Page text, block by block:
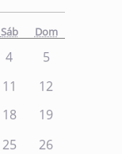
Sáb Dom
4
5
11
12
18
19
25
26